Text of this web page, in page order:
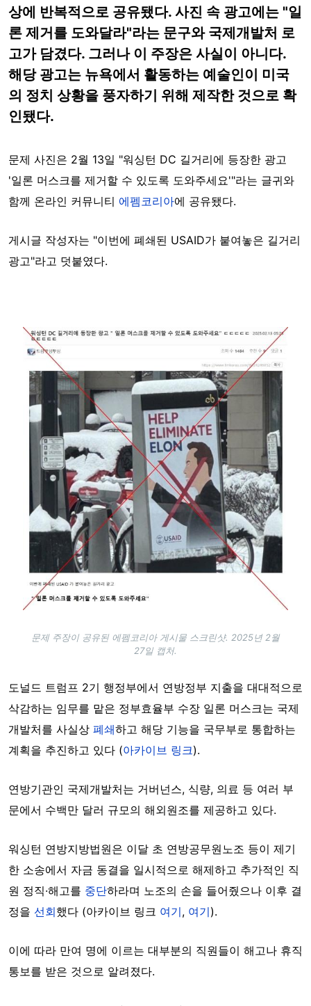
상에 반복적으로 공유됐다. 사진 속 광고에는 "일
론 제거를 도와달라"라는 문구와 국제개발처 로
고가 담겼다. 그러나 이 주장은 사실이 아니다.
해당 광고는 뉴욕에서 활동하는 예술인이 미국
의 정치 상황을 풍자하기 위해 제작한 것으로 확
인됐다.
문제 사진은 2월 13일 "워싱턴 DC 길거리에 등장한 광고
'일론 머스크를 제거할 수 있도록 도와주세요'"라는 글귀와
함께 온라인 커뮤니티 에펨코리아에 공유됐다.
게시글 작성자는 "이번에 폐쇄된 USAID가 붙여놓은 길거리
광고"라고 덧붙였다.
Image
문제 주장이 공유된 에펨코리아 게시물 스크린샷. 2025년 2월
27일 캡처.
도널드 트럼프 2기 행정부에서 연방정부 지출을 대대적으로
삭감하는 임무를 맡은 정부효율부 수장 일론 머스크는 국제
개발처를 사실상 폐쇄하고 해당 기능을 국무부로 통합하는
계획을 추진하고 있다 (아카이브 링크).
연방기관인 국제개발처는 거버넌스, 식량, 의료 등 여러 부
문에서 수백만 달러 규모의 해외원조를 제공하고 있다.
워싱턴 연방지방법원은 이달 초 연방공무원노조 등이 제기
한 소송에서 자금 동결을 일시적으로 해제하고 추가적인 직
원 정직·해고를 중단하라며 노조의 손을 들어줬으나 이후 결
정을 선회했다 (아카이브 링크 여기, 여기).
이에 따라 만여 명에 이르는 대부분의 직원들이 해고나 휴직
통보를 받은 것으로 알려졌다.